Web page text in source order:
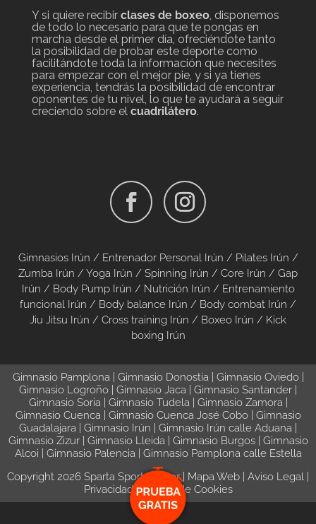
Y si quiere recibir clases de boxeo, disponemos
de todo lo necesario para que te pongas en
marcha desde el primer día, ofreciéndote tanto
la posibilidad de probar este deporte como
facilitándote toda la información que necesites
para empezar con el mejor pie, y si ya tienes
experiencia, tendrás la posibilidad de encontrar
oponentes de tu nivel, lo que te ayudará a seguir
creciendo sobre el cuadrilátero.
Gimnasios Irún / Entrenador Personal Irún / Pilates Irún /
Zumba Irún / Yoga Irún / Spinning Irún / Core Irún / Gap
Irún / Body Pump Irún / Nutrición Irún / Entrenamiento
funcional Irún / Body balance Irún / Body combat Irún /
Jiu Jitsu Irún / Cross training Irún / Boxeo Irún / Kick
boxing Irún
Gimnasio Pamplona| Gimnasio Donostia| Gimnasio Oviedo|
Gimnasio Logroño
Gimnasio Jaca Gimnasio Santander
Gimnasio Soria| Gimnasio Tudela| Gimnasio Zamora|
Gimnasio Cuenca| Gimnasio Cuenca José Cobo| Gimnasio
Guadalajara
Gimnasio Irún Gimnasio Irún calle Aduana
Gimnasio Zizur| Gimnasio Lleida| Gimnasio Burgos| Gimnasio
Alcoi
Gimnasio Palencia| Gimnasio Pamplona calle Estella
Copyright 2026 Sparta Sport Center | Mapa Web Aviso Legal
Privacidad|Política de Cookies